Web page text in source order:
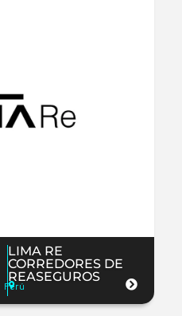
LIMA RE
CORREDORES DE
REASEGUROS
Perú